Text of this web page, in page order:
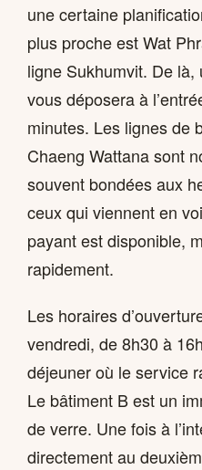
une certaine
plus proche est Wat
ligne Sukhumvit. De
vous déposera à
minutes. Les lignes de
Chaeng Wattana sont
souvent bondées aux
ceux qui viennent en
payant est disponible,
rapidement.
Les horaires
vendredi, de 8h30 à
déjeuner où le service
Le bâtiment B est un
de verre. Une fois à
directement au